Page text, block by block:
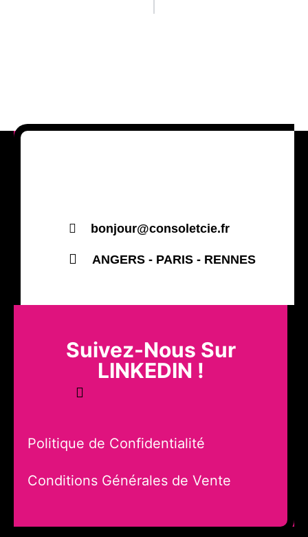
bonjour@consoletcie.fr
ANGERS - PARIS - RENNES
Suivez-Nous Sur
LINKEDIN !
Politique de Confidentialité
Conditions Générales de Vente